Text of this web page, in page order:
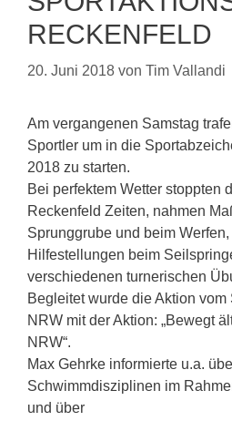
RECKENFELD
20. Juni 2018 von Tim Vallandi
Am vergangenen Samstag
Sportler um in die
2018 zu starten.
Bei perfektem Wetter stoppten
Reckenfeld Zeiten, nahmen
Sprunggrube und beim
Hilfestellungen beim
verschiedenen turnerischen
Begleitet wurde die Aktion vom
NRW mit der Aktion: „Bewegt
NRW“.
Max Gehrke informierte u.a.
Schwimmdisziplinen im
und über